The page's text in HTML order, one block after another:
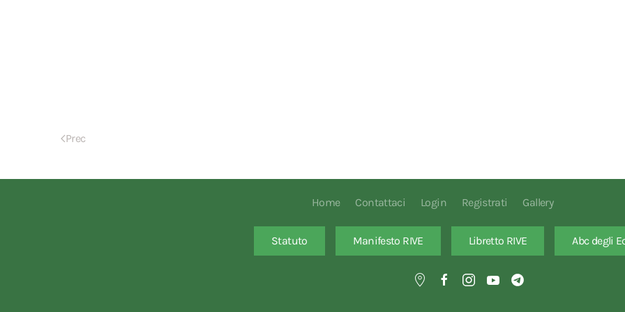
Prec
Home Contattaci Login Registrati Gallery
Statuto Manifesto RIVE Libretto RIVE Abc degli